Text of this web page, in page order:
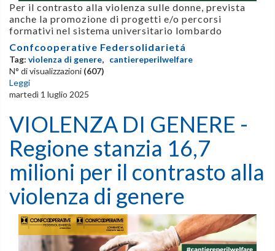
Per il contrasto alla violenza sulle donne, prevista
anche la promozione di progetti e/o percorsi
formativi nel sistema universitario lombardo
Confcooperative Federsolidarietá
Tag: violenza di genere, cantiereperilwelfare
N° di visualizzazioni (607)
Leggi
martedì 1 luglio 2025
VIOLENZA DI GENERE -
Regione stanzia 16,7
milioni per il contrasto alla
violenza di genere